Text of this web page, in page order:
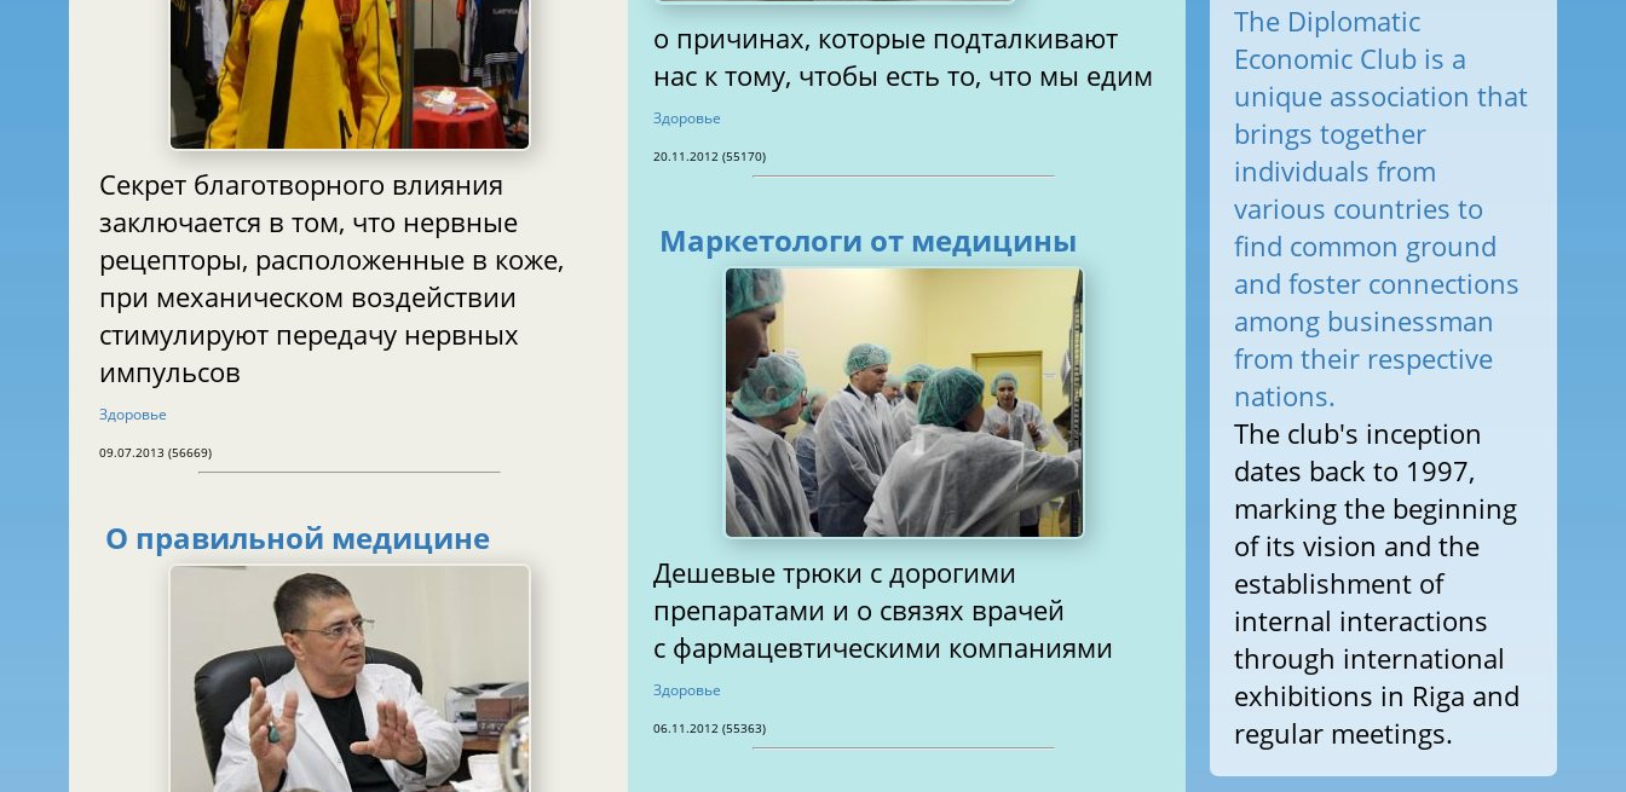
Секрет благотворного влияния
заключается в том, что нервные
рецепторы, расположенные в коже,
при механическом воздействии
стимулируют передачу нервных
импульсов
Здоровье
09.07.2013 (56669)
О правильной медицине
о причинах, которые подталкивают
нас к тому, чтобы есть то, что мы едим
Здоровье
20.11.2012 (55170)
Маркетологи от медицины
Дешевые трюки с дорогими
препаратами и о связях врачей
с фармацевтическими компаниями
Здоровье
06.11.2012 (55363)
The Diplomatic
Economic Club is a
unique association that
brings together
individuals from
various countries to
find common ground
and foster connections
among businessman
from their respective
nations.
The club's inception
dates back to 1997,
marking the beginning
of its vision and the
establishment of
internal interactions
through international
exhibitions in Riga and
regular meetings.